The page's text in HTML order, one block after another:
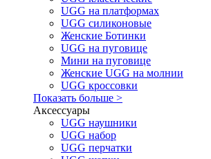
UGG на платформах
UGG силиконовые
Женские Ботинки
UGG на пуговице
Мини на пуговице
Женские UGG на молнии
UGG кроссовки
Показать больше >
Аксессуары
UGG наушники
UGG набор
UGG перчатки